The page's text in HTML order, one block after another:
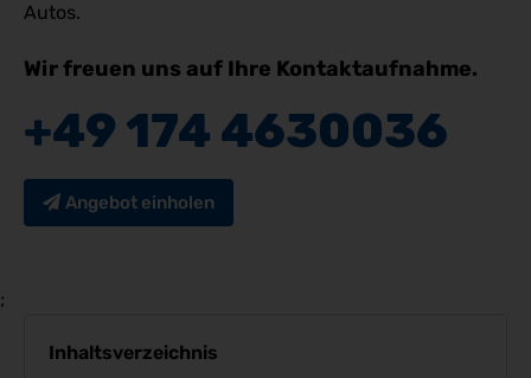
Autos.
Wir freuen uns auf Ihre Kontaktaufnahme.
+49 174 4630036
Angebot einholen
;
Inhaltsverzeichnis